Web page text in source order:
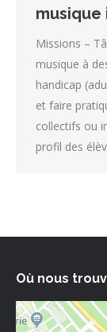
musique
Missions –
musique à
handicap
et faire
collectifs ou
profil des
Où nous